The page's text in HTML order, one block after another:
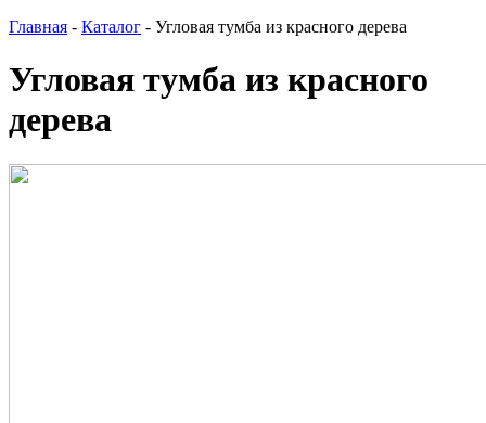
Главная - Каталог - Угловая тумба из красного дерева
Угловая тумба из красного
дерева